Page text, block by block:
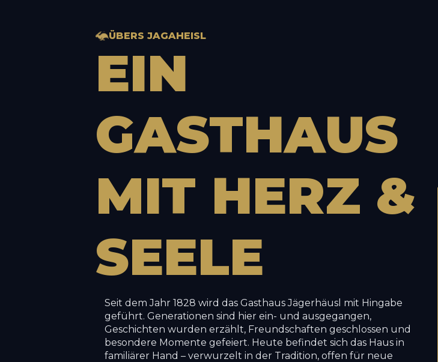
ÜBERS JAGAHEISL
EIN
GASTHAUS
MIT HERZ &
SEELE
Seit dem Jahr 1828 wird das Gasthaus Jägerhäusl mit Hingabe
geführt. Generationen sind hier ein- und ausgegangen,
Geschichten wurden erzählt, Freundschaften geschlossen und
besondere Momente gefeiert. Heute befindet sich das Haus in
familiärer Hand – verwurzelt in der Tradition, offen für neue